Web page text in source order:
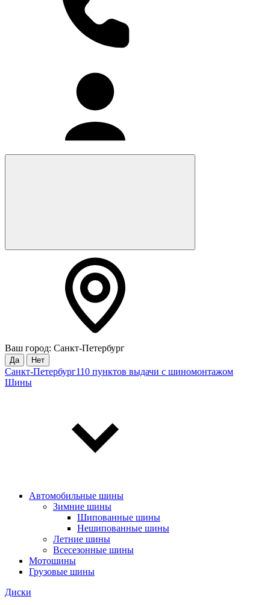
Ваш город: Санкт-Петербург
Да Нет
Санкт-Петербург110 пунктов выдачи с шиномонтажом
Шины
Автомобильные шины
Зимние шины
Шипованные шины
Нешипованные шины
Летние шины
Всесезонные шины
Мотошины
Грузовые шины
Диски